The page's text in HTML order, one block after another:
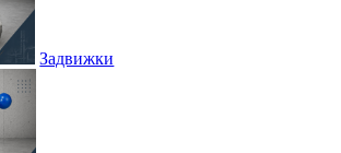
Задвижки